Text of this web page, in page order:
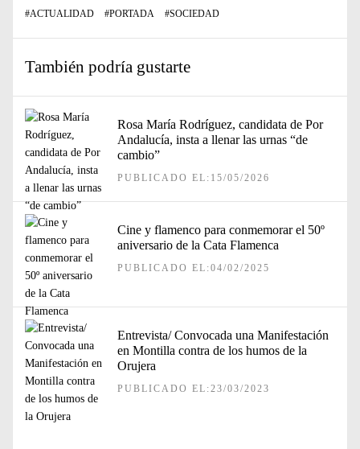
#ACTUALIDAD #PORTADA #SOCIEDAD
También podría gustarte
Rosa María Rodríguez, candidata de Por
Andalucía, insta a llenar las urnas “de
cambio”
PUBLICADO EL:15/05/2026
Cine y flamenco para conmemorar el 50º
aniversario de la Cata Flamenca
PUBLICADO EL:04/02/2025
Entrevista/ Convocada una Manifestación
en Montilla contra de los humos de la
Orujera
PUBLICADO EL:23/03/2023